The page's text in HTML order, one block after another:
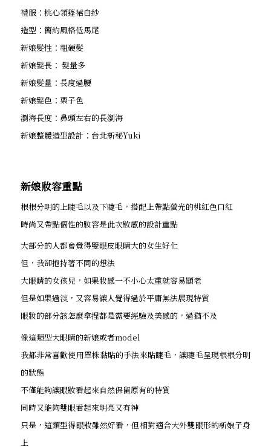
禮服：桃心領蓬裙白紗
造型：簡約風格低馬尾
新娘髮性：粗硬髮
新娘髮長： 髮量多
新娘髮量：長度過腰
新娘髮色：栗子色
瀏海長度：鼻頭左右的長瀏海
新娘整體造型設計：台北新秘Yuki
新娘妝容重點
根根分明的上睫毛以及下睫毛，搭配上帶點螢光的桃紅色口紅
時尚又帶點個性的妝容是此次妝感的設計重點
大部分的人都會覺得雙眼皮眼睛大的女生好化
但，我卻抱持著不同的想法
大眼睛的女孩兒，如果妝感一不小心太重就容易顯老
但是如果過淡，又容易讓人覺得過於平庸無法展現特質
眼妝的部分該怎麼拿捏都是需要經驗及美感的，過猶不及
像這類型大眼睛的新娘或者model
我都非常喜歡使用單株黏貼的手法來貼睫毛，讓睫毛呈現根根分明
的狀態
不僅能夠讓眼妝看起來自然保留原有的特質
同時又能夠雙眼看起來明亮又有神
只是，這類型得眼妝雖然好看，但相對適合大外雙眼形的新娘子身
上